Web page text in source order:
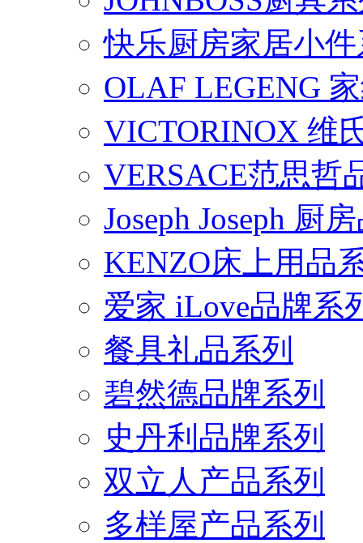
快乐厨房家居小
OLAF LEGENG
VICTORINOX 维
VERSACE范思哲
Joseph Joseph 厨
KENZO床上用品
爱家 iLove品牌系
餐具礼品系列
碧然德品牌系列
史丹利品牌系列
双立人产品系列
多样屋产品系列